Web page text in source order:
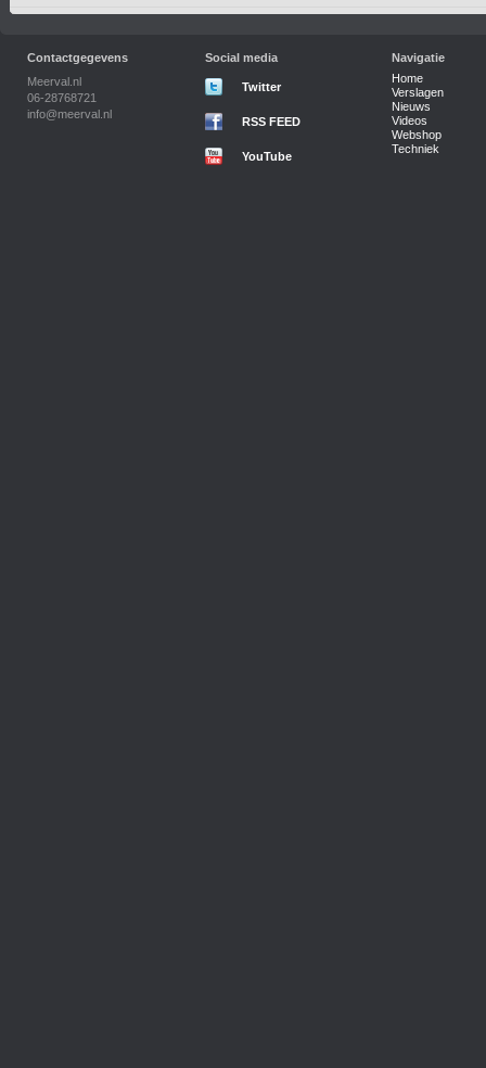
Contactgegevens
Meerval.nl
06-28768721
info@meerval.nl
Social media
Twitter
RSS FEED
YouTube
Navigatie
Home
Verslagen
Nieuws
Videos
Webshop
Techniek